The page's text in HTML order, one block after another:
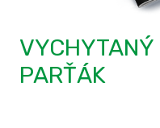
VYCHYTANÝ
PARŤÁK